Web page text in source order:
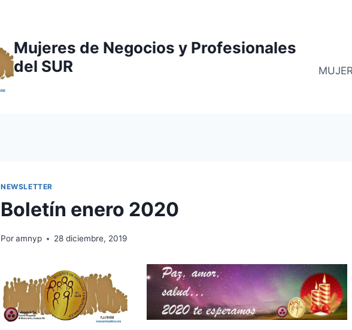
Mujeres de Negocios y Profesionales
del SUR
NEWSLETTER
Boletín enero 2020
Poramnyp 28 diciembre, 2019